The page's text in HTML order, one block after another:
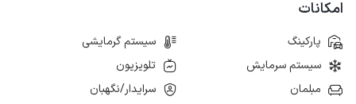
امکانات
پارکینگ
سیستم گرمایشی
سیستم سرمایش
تلویزیون
مبلمان
سرایدار/نگهبان